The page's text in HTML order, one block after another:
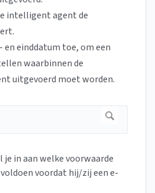
intelligent agent de
en einddatum toe, om een
waarbinnen de
uitgevoerd moet worden.
je in aan welke voorwaarde
voordat hij/zij een e-